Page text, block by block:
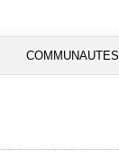
COMMUNAUTES